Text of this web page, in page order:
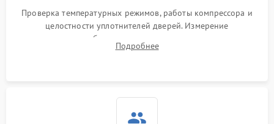
работе
2000 ₽ Подробнее →
1000 ₽
1800 ₽
Проверка температурных режимов, работы компрессора и
целостности уплотнителей дверей. Измерение
сопротивления обмоток мотора, проверка термостата и
считывание кодов ошибок с электронного дисплея.
Подробнее